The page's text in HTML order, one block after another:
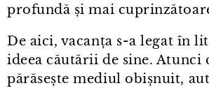
profundă și mai
De aici, vacanța s⁠-⁠a legat în
ideea căutării de sine. Atunci
părăsește mediul obișnuit,